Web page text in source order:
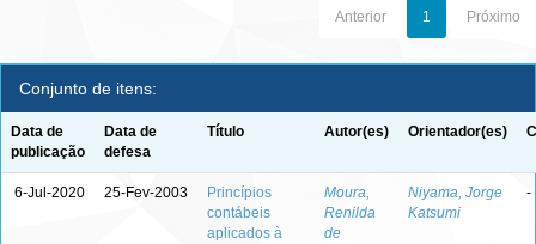
Anterior 1 Próximo
Conjunto de itens:
Data de
publicação
Data de
defesa
Título Autor(es) Orientador(es)
6-Jul-2020 25-Fev-2003
Princípios
contábeis
aplicados à
Moura,
Renilda
de
Niyama, Jorge
Katsumi
-